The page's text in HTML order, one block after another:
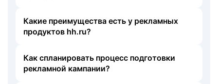
Какие преимущества есть у рекламных
продуктов hh.ru?
Как спланировать процесс подготовки
рекламной кампании?